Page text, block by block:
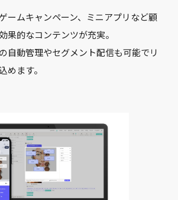
ームキャンペーン、ミニアプリなど顧
果的なコンテンツが充実。
自動管理やセグメント配信も可能でリ
めます。